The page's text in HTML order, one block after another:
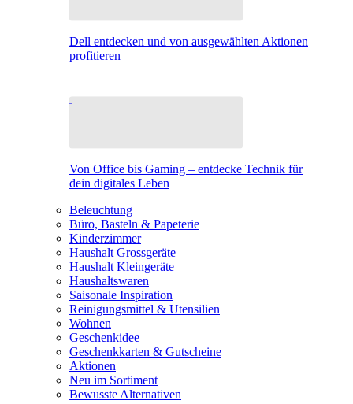
Dell entdecken und von ausgewählten Aktionen
profitieren
Von Office bis Gaming – entdecke Technik für
dein digitales Leben
Beleuchtung
Büro, Basteln & Papeterie
Kinderzimmer
Haushalt Grossgeräte
Haushalt Kleingeräte
Haushaltswaren
Saisonale Inspiration
Reinigungsmittel & Utensilien
Wohnen
Geschenkidee
Geschenkkarten & Gutscheine
Aktionen
Neu im Sortiment
Bewusste Alternativen